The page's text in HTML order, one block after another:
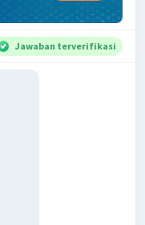
Jawaban terverifikasi